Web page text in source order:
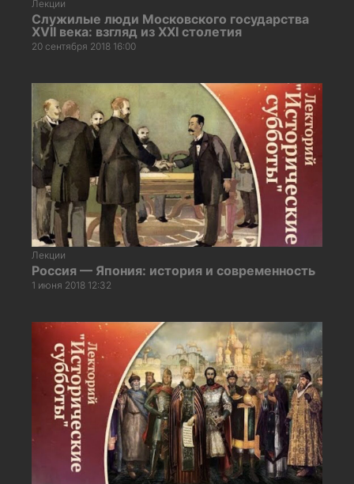
Лекции
Служилые люди Московского государства
XVII века: взгляд из XХI столетия
20 сентября 2018 16:00
Лекции
Россия — Япония: история и современность
1 июня 2018 12:32